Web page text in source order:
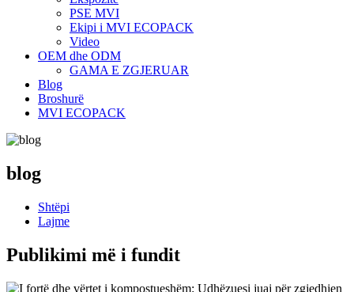
PSE MVI
Ekipi i MVI ECOPACK
Video
OEM dhe ODM
GAMA E ZGJERUAR
Blog
Broshurë
MVI ECOPACK
blog
Shtëpi
Lajme
Publikimi më i fundit